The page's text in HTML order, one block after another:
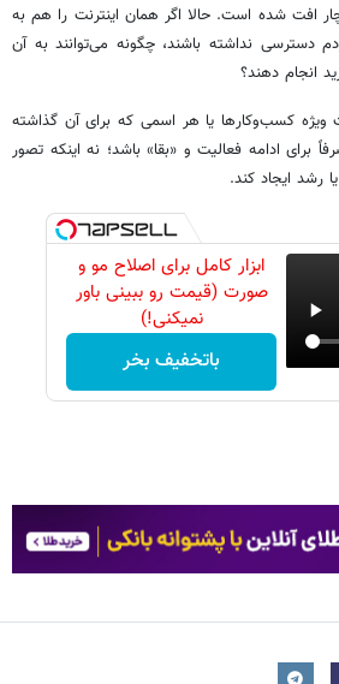
افت شده است. حالا اگر همان اینترنت را هم به
دسترسی نداشته باشند، چگونه می‌توانند به آن
انجام دهند؟
ویژه کسب‌وکارها یا هر اسمی که برای آن گذاشته
برای ادامه فعالیت و «بقا» باشد؛ نه اینکه تصور
رشد ایجاد کند.
ابزار کامل برای اصلاح مو و
صورت (قیمت رو ببینی باور
نمیکنی!)
باتخفیف بخر